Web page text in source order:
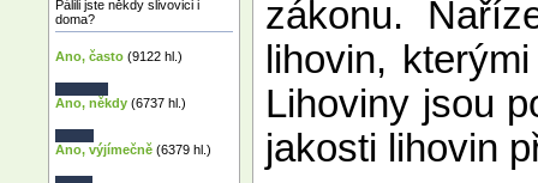
Pálili jste někdy slivovici i
doma?
Ano, často (9122 hl.)
Ano, někdy (6737 hl.)
Ano, výjímečně (6379 hl.)
zákonu.
lihovin,
Lihoviny jsou
jakosti lihovin